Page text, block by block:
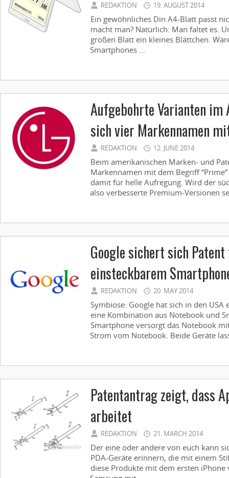
REDAKTION 19. AUGUST 2014
Ein gewöhnliches Din A4-Blatt passt
macht man? Natürlich: Man faltet es.
großen Blatt ein kleines Blättchen.
Smartphones ...
Aufgebohrte Varianten im
sich vier Markennamen
REDAKTION 12. JUNE 2014
Beim amerikanischen Marken- und
Markennamen mit dem Begriff
damit für helle Aufregung. Wird der
also verbesserte Premium-Versionen
Google sichert sich
einsteckbarem
REDAKTION 20. MAY 2014
Symbiose: Google hat sich in den USA
eine Kombination aus Notebook und
Smartphone versorgt das Notebook
Strom vom Notebook. Beide Geräte
Patentantrag zeigt, dass
arbeitet
REDAKTION 21. MARCH 2014
Der eine oder andere von euch kann
PDA-Geräte erinnern, die mit einem
diese Produkte mit dem ersten